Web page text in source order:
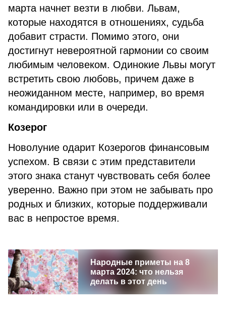
марта начнет везти в любви. Львам,
которые находятся в отношениях, судьба
добавит страсти. Помимо этого, они
достигнут невероятной гармонии со своим
любимым человеком. Одинокие Львы могут
встретить свою любовь, причем даже в
неожиданном месте, например, во время
командировки или в очереди.
Козерог
Новолуние одарит Козерогов финансовым
успехом. В связи с этим представители
этого знака станут чувствовать себя более
уверенно. Важно при этом не забывать про
родных и близких, которые поддерживали
вас в непростое время.
Народные приметы на 8
марта 2024: что нельзя
делать в этот день